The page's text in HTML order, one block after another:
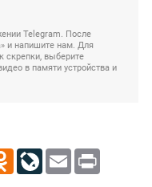
Telegram. После
и напишите нам. Для
скрепки, выберите
в памяти устройства и
Odnoklassniki
LiveJournal
Email Print